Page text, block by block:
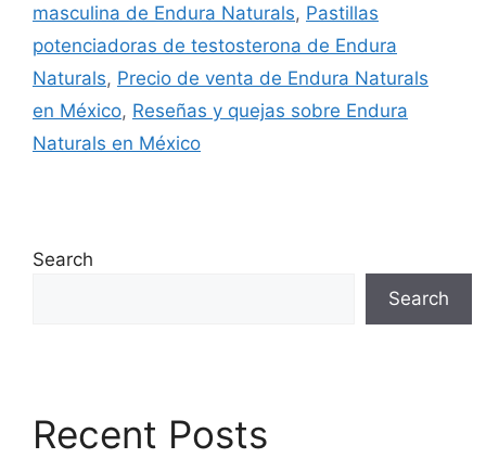
masculina de Endura Naturals, Pastillas
potenciadoras de testosterona de Endura
Naturals, Precio de venta de Endura Naturals
en México, Reseñas y quejas sobre Endura
Naturals en México
Search
Search
Recent Posts